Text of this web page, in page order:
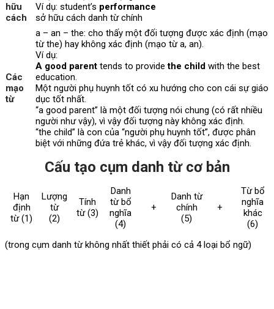
hữu
cách
Ví dụ: student’s performance
sở hữu cách danh từ chính
Các
mạo
từ
a – an – the: cho thấy một đối tượng được xác định (mạo
từ the) hay không xác định (mạo từ a, an).
Ví dụ:
A good parent tends to providethe child with the best
education.
Một người phụ huynh tốt có xu hướng cho con cái sự giáo
dục tốt nhất.
“a good parent” là một đối tượng nói chung (có rất nhiều
người như vậy), vì vậy đối tượng này không xác định.
“the child” là con của “người phụ huynh tốt”, được phân
biệt với những đứa trẻ khác, vì vậy đối tượng xác định.
Cấu tạo cụm danh từ cơ bản
Hạn
định
từ (1)
Lượng
từ
(2)
Tính
từ (3)
Danh
từ bổ
nghĩa
(4)
+
Danh từ
chính
(5)
+
Từ bổ
nghĩa
khác
(6)
(trong cụm danh từ không nhất thiết phải có cả 4 loại bổ ngữ)